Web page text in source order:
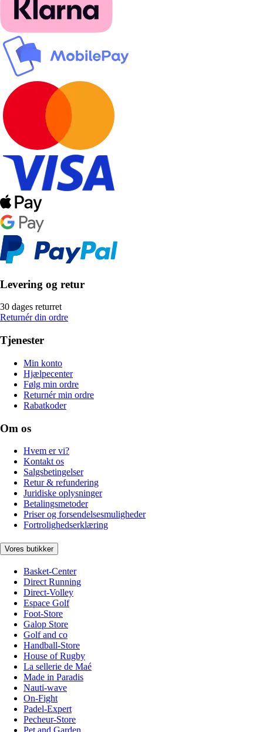
Levering og retur
30 dages returret
Returnér din ordre
Tjenester
Min konto
Hjælpecenter
Følg min ordre
Returnér min ordre
Rabatkoder
Om os
Hvem er vi?
Kontakt os
Salgsbetingelser
Retur & refundering
Juridiske oplysninger
Betalingsmetoder
Priser og forsendelsesmuligheder
Fortrolighedserklæring
Vores butikker
Basket-Center
Direct Running
Direct-Volley
Espace Golf
Foot-Store
Galop Store
Golf and co
Handball-Store
House of Rugby
La sellerie de Maé
Made in Paradis
Nauti-wave
On-Fight
Padel-Expert
Pecheur-Store
Pet and Garden